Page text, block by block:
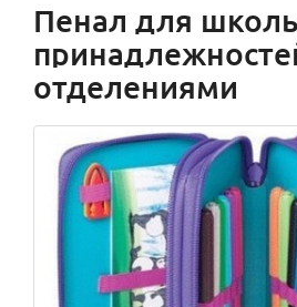
Пенал для
отделениями